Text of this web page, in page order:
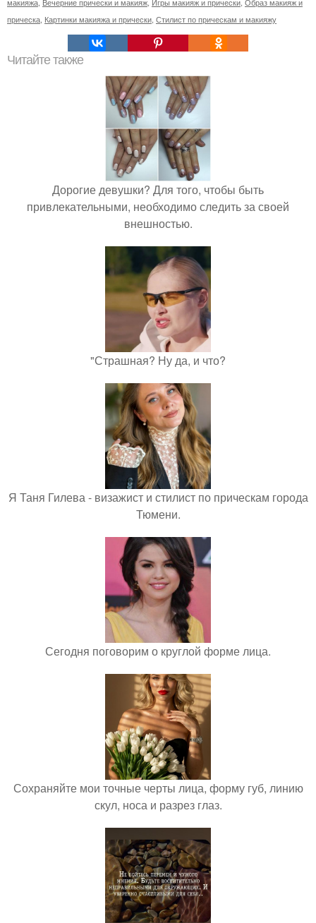
прическа Картинки макияжа и прически Стилист по прическам и макияжу
Читайте также
Дорогие девушки? Для того, чтобы быть
привлекательными, необходимо следить за своей
внешностью.
"Страшная? Ну да, и что?
Я Таня Гилева - визажист и стилист по прическам города
Тюмени.
Сегодня поговорим о круглой форме лица.
Сохраняйте мои точные черты лица, форму губ, линию
скул, носа и разрез глаз.